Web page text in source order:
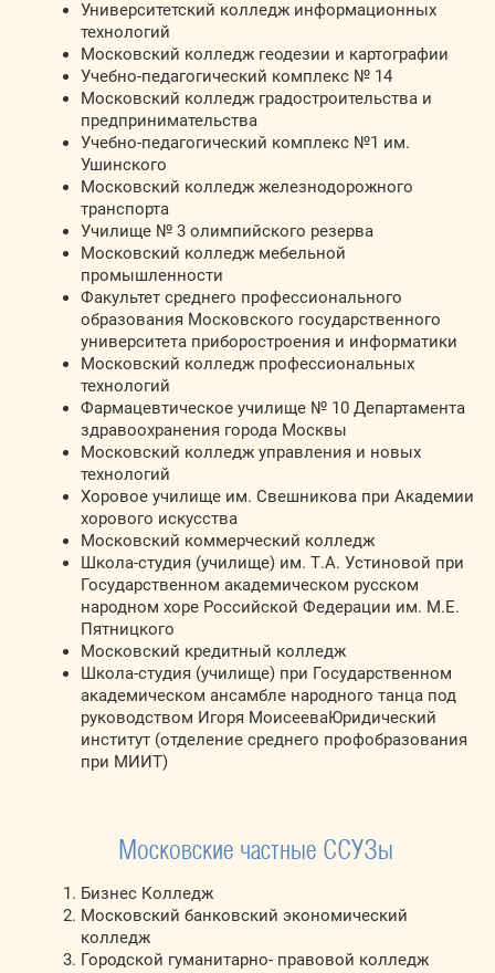
Университетский колледж информационных
технологий
Московский колледж геодезии и картографии
Учебно-педагогический комплекс № 14
Московский колледж градостроительства и
предпринимательства
Учебно-педагогический комплекс №1 им.
Ушинского
Московский колледж железнодорожного
транспорта
Училище № 3 олимпийского резерва
Московский колледж мебельной
промышленности
Факультет среднего профессионального
образования Московского государственного
университета приборостроения и информатики
Московский колледж профессиональных
технологий
Фармацевтическое училище № 10 Департамента
здравоохранения города Москвы
Московский колледж управления и новых
технологий
Хоровое училище им. Свешникова при Академии
хорового искусства
Московский коммерческий колледж
Школа-студия (училище) им. Т.А. Устиновой при
Государственном академическом русском
народном хоре Российской Федерации им. М.Е.
Пятницкого
Московский кредитный колледж
Школа-студия (училище) при Государственном
академическом ансамбле народного танца под
руководством Игоря МоисееваЮридический
институт (отделение среднего профобразования
при МИИТ)
Московские частные ССУЗы
Бизнес Колледж
Московский банковский экономический
колледж
Городской гуманитарно- правовой колледж